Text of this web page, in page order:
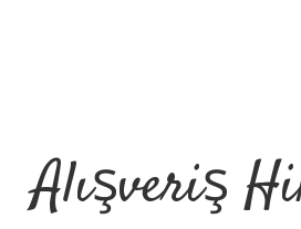
Alışveriş